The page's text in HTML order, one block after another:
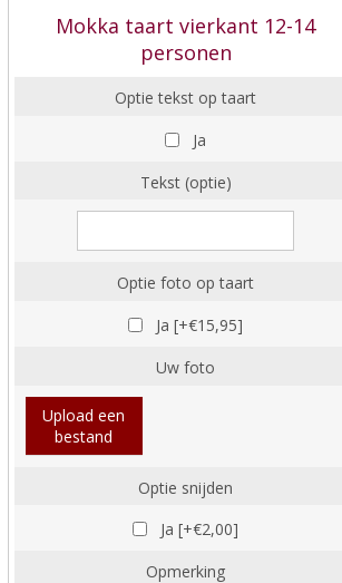
Mokka taart vierkant 12-14
personen
Optie tekst op taart
Ja
Tekst (optie)
Optie foto op taart
Ja [+€15,95]
Uw foto
Upload een
bestand
Optie snijden
Ja [+€2,00]
Opmerking